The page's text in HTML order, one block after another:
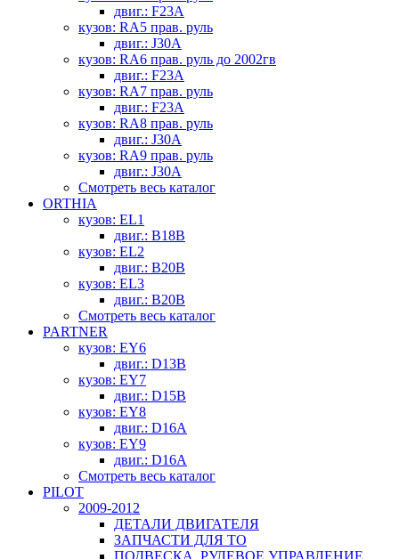
двиг.: F23A
кузов: RA5 прав. руль
двиг.: J30A
кузов: RA6 прав. руль до 2002гв
двиг.: F23A
кузов: RA7 прав. руль
двиг.: F23A
кузов: RA8 прав. руль
двиг.: J30A
кузов: RA9 прав. руль
двиг.: J30A
Смотреть весь каталог
ORTHIA
кузов: EL1
двиг.: B18B
кузов: EL2
двиг.: B20B
кузов: EL3
двиг.: B20B
Смотреть весь каталог
PARTNER
кузов: EY6
двиг.: D13B
кузов: EY7
двиг.: D15B
кузов: EY8
двиг.: D16A
кузов: EY9
двиг.: D16A
Смотреть весь каталог
PILOT
2009-2012
ДЕТАЛИ ДВИГАТЕЛЯ
ЗАПЧАСТИ ДЛЯ ТО
ПОДВЕСКА, РУЛЕВОЕ УПРАВЛЕНИЕ,